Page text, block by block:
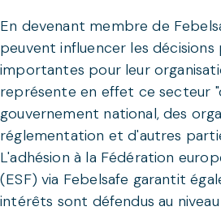
En devenant membre de
peuvent influencer les décisions
importantes pour leur
représente en effet ce secteur
gouvernement national, des
réglementation et d'autres
L'adhésion à la Fédération
(ESF) via Febelsafe garantit
intérêts sont défendus au